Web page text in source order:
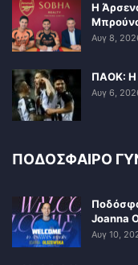
Η
Αυγ 8,
ΠΑΟΚ: Η
Αυγ 6,
ΠΟΔΟΣΦΑΙΡΟ
Joanna
Αυγ 10,